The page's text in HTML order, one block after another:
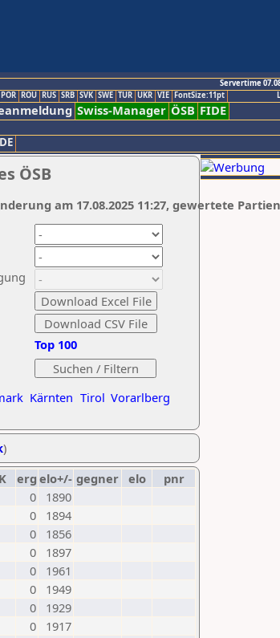
Servertime
POR ROU RUS SRB SVK SWE TUR UKR VIE FontSize:11pt
Swiss-Manager ÖSB FIDE
ÖSB
Kärnten Tirol Vorarlberg
Top 100
am 17.08.2025 11:27, gewertete
)
K erg elo+/- gegner elo
pnr
0
1890
0
1894
0
1856
0
1897
0
1961
0
1949
0
1929
0
1917